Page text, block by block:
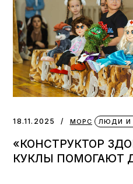
18.11.2025 МОРС ЛЮДИ И
«КОНСТРУКТОР
КУКЛЫ ПОМОГАЮТ